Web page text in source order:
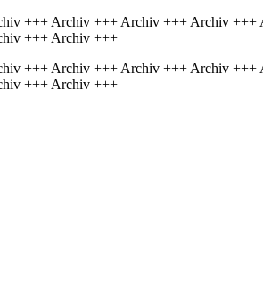
+++ Archiv +++ Archiv +++ Archiv
+++ Archiv +++
+++ Archiv +++ Archiv +++ Archiv
+++ Archiv +++